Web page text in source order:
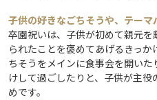
子供の好きなごちそうや、テーマ
卒園祝いは、子供が初めて親元
られたことを褒めてあげるきっ
ちそうをメインに食事会を開い
けして過ごしたりと、子供が主
めです。